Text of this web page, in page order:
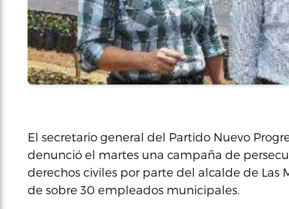
El secretario general del Partido Nuevo
denunció el martes una campaña de
derechos civiles por parte del alcalde de Las
de sobre 30 empleados municipales.